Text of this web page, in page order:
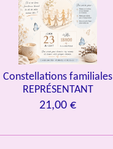
Constellations familiales
REPRÉSENTANT
21,00 €